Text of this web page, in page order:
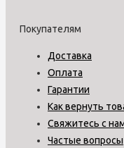
Покупателям
Доставка
Оплата
Гарантии
Как вернуть
Свяжитесь с
Частые вопросы